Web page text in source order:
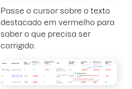
Passe o cursor sobre o texto
destacado em vermelho para
saber o que precisa ser
corrigido.